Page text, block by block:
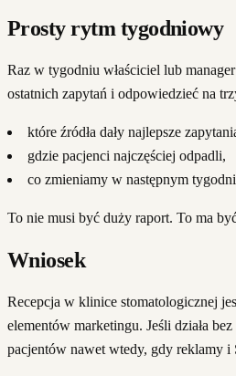
Prosty rytm tygodniowy
Raz w tygodniu właściciel lub
ostatnich zapytań i odpowiedzieć na
które źródła dały najlepsze
gdzie pacjenci najczęściej odpadli,
co zmieniamy w następnym
To nie musi być duży raport. To ma
Wniosek
Recepcja w klinice stomatologicznej
elementów marketingu. Jeśli działa
pacjentów nawet wtedy, gdy reklamy i